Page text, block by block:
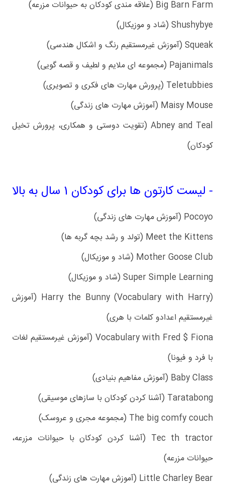
Big Barn Farm (علاقه مندی کودکان به حیوانات مزرعه)
Shushybye (شاد و موزیکال)
Squeak (آموزش غیرمستقیم رنگ و اشکال هندسی)
Pajanimals (مجموعه ای ملایم و لطیف و قصه گویی)
Teletubbies (پرورش مهارت های فکری و تصویری)
Maisy Mouse (آموزش مهارت های زندگی)
Abney and Teal (تقویت دوستی و همکاری، پرورش تخیل
کودکان)
- لیست کارتون ها برای کودکان 1 سال به بالا
Pocoyo (آموزش مهارت های زندگی)
Meet the Kittens (تولد و رشد بچه گربه ها)
Mother Goose Club (شاد و موزیکال)
Super Simple Learning (شاد و موزیکال)
Harry the Bunny (Vocabulary with Harry) (آموزش
غیرمستقیم اعدادو کلمات با هری)
Vocabulary with Fred $ Fiona (آموزش غیرمستقیم لغات
با فرد و فیونا)
Baby Class (آموزش مفاهیم بنیادی)
Taratabong (آشنا کردن کودکان با سازهای موسیقی)
The big comfy couch (مجموعه مجری و عروسک)
Tec th tractor (آشنا کردن کودکان با حیوانات مزرعه،
حیوانات مزرعه)
Little Charley Bear (آموزش مهارت های زندگی)